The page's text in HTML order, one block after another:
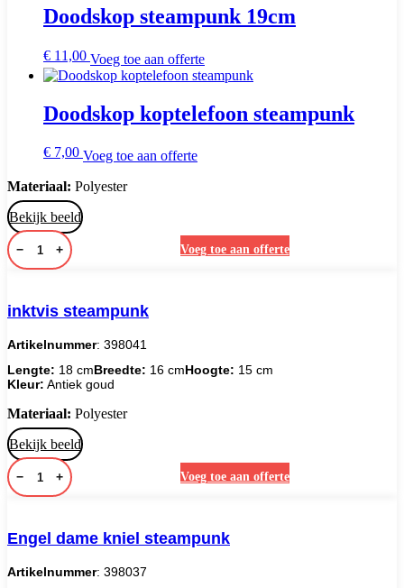
Doodskop steampunk 19cm
€ 11,00 Voeg toe aan offerte
Doodskop koptelefoon steampunk
€ 7,00 Voeg toe aan offerte
Materiaal: Polyester
Bekijk beeld
− + Voeg toe aan offerte
inktvis steampunk
Artikelnummer: 398041
Lengte: 18 cmBreedte: 16 cmHoogte: 15 cm
Kleur: Antiek goud
Materiaal: Polyester
Bekijk beeld
− + Voeg toe aan offerte
Engel dame kniel steampunk
Artikelnummer: 398037